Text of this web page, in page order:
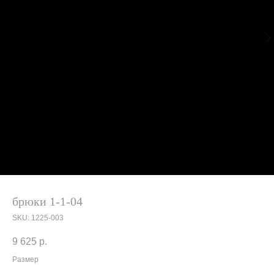
брюки 1-1-04
SKU: 1225-003
9 625 р.
Размер